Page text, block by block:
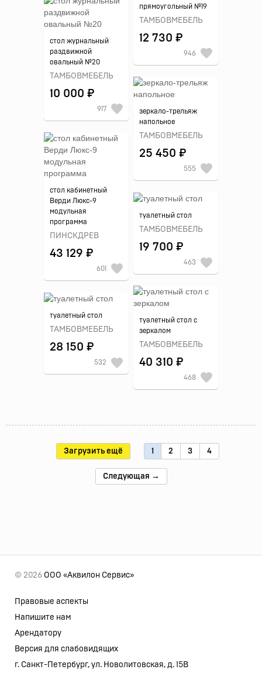
прямоугольный №19
ТАМБОВМЕБЕЛЬ
12 730 ₽
946
стол журнальный
раздвижной
овальный №20
ТАМБОВМЕБЕЛЬ
10 000 ₽
917
зеркало-трельяж
напольное
ТАМБОВМЕБЕЛЬ
25 450 ₽
555
стол кабинетный
Верди Люкс-9
модульная
программа
ПИНСКДРЕВ
43 129 ₽
601
туалетный стол
ТАМБОВМЕБЕЛЬ
19 700 ₽
463
туалетный стол с
зеркалом
ТАМБОВМЕБЕЛЬ
40 310 ₽
468
туалетный стол
ТАМБОВМЕБЕЛЬ
28 150 ₽
532
Загрузить ещё 1 2 3 4
Следующая →
© 2026 ООО «Аквилон Сервис»
Правовые аспекты
Напишите нам
Арендатору
Версия для слабовидящих
г. Санкт-Петербург, ул. Новолитовская, д. 15В